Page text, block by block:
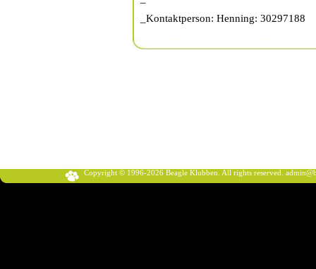
_Kontaktperson: Henning: 30297188
Copyright © 1996-2026 Beagle Klubben. All rights reserved.